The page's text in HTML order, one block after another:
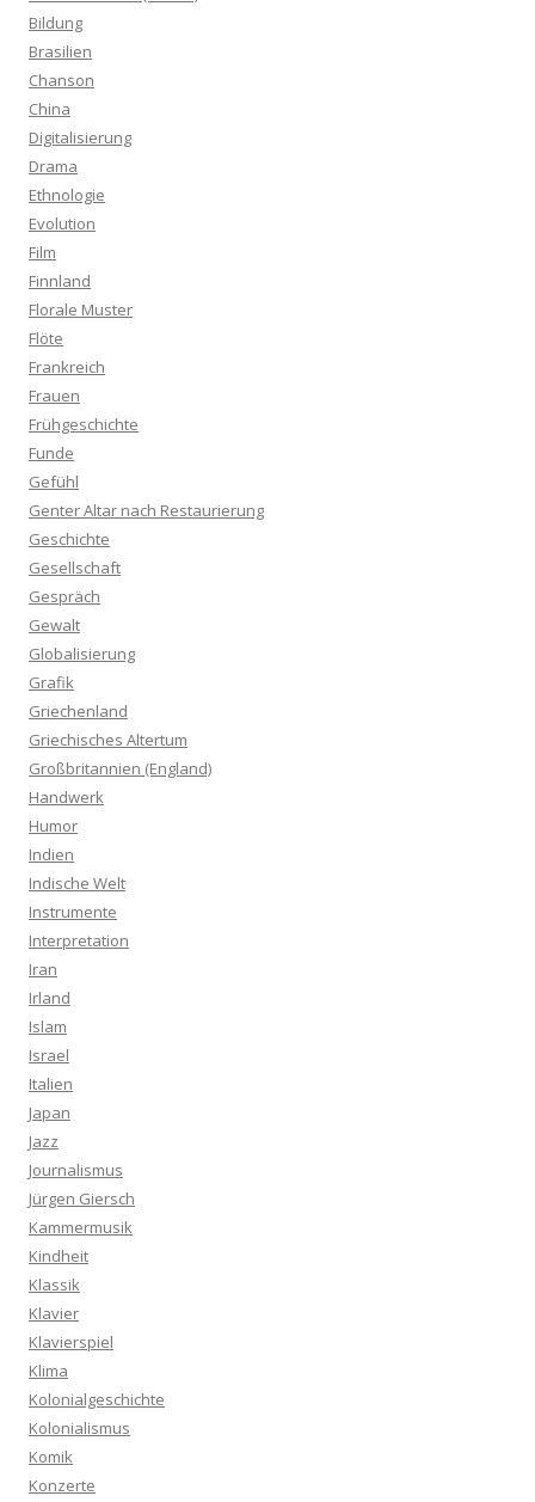
Bildung
Brasilien
Chanson
China
Digitalisierung
Drama
Ethnologie
Evolution
Film
Finnland
Florale Muster
Flöte
Frankreich
Frauen
Frühgeschichte
Funde
Gefühl
Genter Altar nach Restaurierung
Geschichte
Gesellschaft
Gespräch
Gewalt
Globalisierung
Grafik
Griechenland
Griechisches Altertum
Großbritannien (England)
Handwerk
Humor
Indien
Indische Welt
Instrumente
Interpretation
Iran
Irland
Islam
Israel
Italien
Japan
Jazz
Journalismus
Jürgen Giersch
Kammermusik
Kindheit
Klassik
Klavier
Klavierspiel
Klima
Kolonialgeschichte
Kolonialismus
Komik
Konzerte